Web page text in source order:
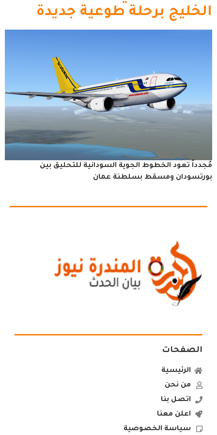
الخليج برحلة طوعية جديدة
مُجدداً تعود الخطوط الجوية السودانية للتحليق بين
بورتسودان ومسقط بسلطنة عمان
الصفحات
الرئيسية
من نحن
اتصل بنا
اعلن معنا
سياسة الخصوصية